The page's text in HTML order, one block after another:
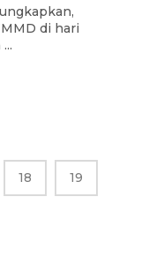
di hari
18 19